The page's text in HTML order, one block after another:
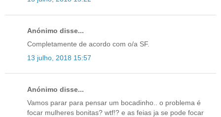
Anónimo disse...
Completamente de acordo com o/a SF.
13 julho, 2018 15:57
Anónimo disse...
Vamos parar para pensar um bocadinho.. o problema é
focar mulheres bonitas? wtf!? e as feias ja se pode focar